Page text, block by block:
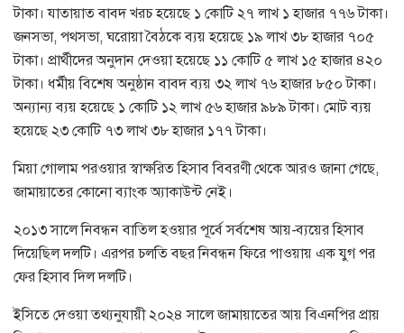
টাকা। যাতায়াত বাবদ খরচ হয়েছে ১ কোটি ২৭ লাখ ১ হাজার ৭৭৬ টাকা।
জনসভা, পথসভা, ঘরোয়া বৈঠকে ব্যয় হয়েছে ১৯ লাখ ৩৮ হাজার ৭০৫
টাকা। প্রার্থীদের অনুদান দেওয়া হয়েছে ১১ কোটি ৫ লাখ ১৫ হাজার ৪২০
টাকা। ধর্মীয় বিশেষ অনুষ্ঠান বাবদ ব্যয় ৩২ লাখ ৭৬ হাজার ৮৫০ টাকা।
অন্যান্য ব্যয় হয়েছে ১ কোটি ১২ লাখ ৫৬ হাজার ৯৮৯ টাকা। মোট ব্যয়
হয়েছে ২৩ কোটি ৭৩ লাখ ৩৮ হাজার ১৭৭ টাকা।
মিয়া গোলাম পরওয়ার স্বাক্ষরিত হিসাব বিবরণী থেকে আরও জানা গেছে,
জামায়াতের কোনো ব্যাংক অ্যাকাউন্ট নেই।
২০১৩ সালে নিবন্ধন বাতিল হওয়ার পূর্বে সর্বশেষ আয়-ব্যয়ের হিসাব
দিয়েছিল দলটি। এরপর চলতি বছর নিবন্ধন ফিরে পাওয়ায় এক যুগ পর
ফের হিসাব দিল দলটি।
ইসিতে দেওয়া তথ্যনুযায়ী ২০২৪ সালে জামায়াতের আয় বিএনপির প্রায়